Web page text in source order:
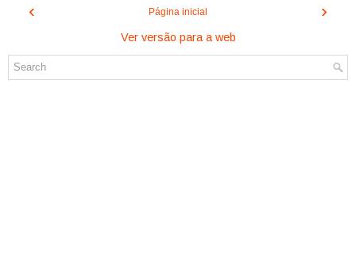
‹ ›
Página inicial
Ver versão para a web